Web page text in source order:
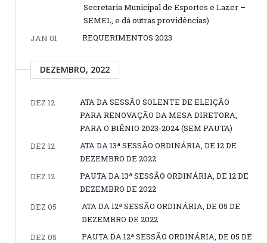
Secretaria Municipal de Esportes e Lazer –
SEMEL, e dá outras providências)
JAN 01
REQUERIMENTOS 2023
DEZEMBRO, 2022
DEZ 12
ATA DA SESSÃO SOLENTE DE ELEIÇÃO
PARA RENOVAÇÃO DA MESA DIRETORA,
PARA O BIÊNIO 2023-2024 (SEM PAUTA)
DEZ 12
ATA DA 13ª SESSÃO ORDINÁRIA, DE 12 DE
DEZEMBRO DE 2022
DEZ 12
PAUTA DA 13ª SESSÃO ORDINÁRIA, DE 12 DE
DEZEMBRO DE 2022
DEZ 05
ATA DA 12ª SESSÃO ORDINÁRIA, DE 05 DE
DEZEMBRO DE 2022
DEZ 05
PAUTA DA 12ª SESSÃO ORDINÁRIA, DE 05 DE